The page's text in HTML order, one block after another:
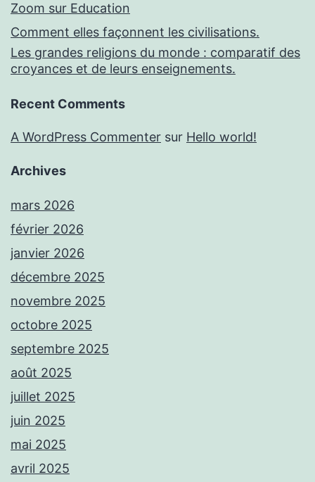
Zoom sur Education
Comment elles façonnent les civilisations.
Les grandes religions du monde : comparatif des
croyances et de leurs enseignements.
Recent Comments
A WordPress Commenter sur Hello world!
Archives
mars 2026
février 2026
janvier 2026
décembre 2025
novembre 2025
octobre 2025
septembre 2025
août 2025
juillet 2025
juin 2025
mai 2025
avril 2025